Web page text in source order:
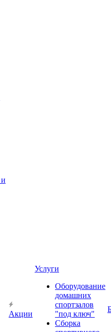
Акции
Услуги
Оборудование
домашних
спортзалов
"под ключ"
Сборка